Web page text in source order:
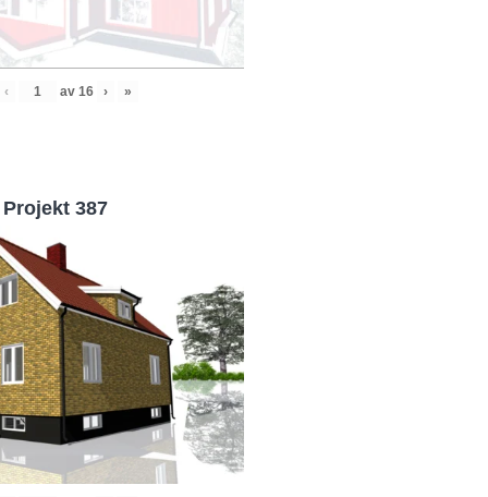
‹ av 16 › »
Projekt 387